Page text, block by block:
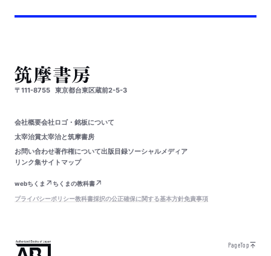
〒111-8755 東京都台東区蔵前2-5-3
会社概要会社ロゴ・銘板について
太宰治賞太宰治と筑摩書房
お問い合わせ著作権について出版目録ソーシャルメディア
リンク集サイトマップ
webちくま
ちくまの教科書
プライバシーポリシー教科書採択の公正確保に関する基本方針免責事項
PageTop